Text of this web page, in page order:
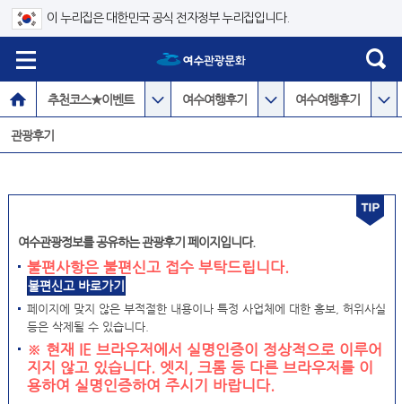
이 누리집은 대한민국 공식 전자정부 누리집입니다.
추천코스★이벤트 여수여행후기 여수여행후기
관광후기
여수관광정보를 공유하는 관광후기 페이지입니다.
불편사항은 불편신고 접수 부탁드립니다.
불편신고 바로가기
페이지에 맞지 않은 부적절한 내용이나 특정 사업체에 대한 홍보, 허위사실
등은 삭제될 수 있습니다.
※ 현재 IE 브라우저에서 실명인증이 정상적으로 이루어
지지 않고 있습니다. 엣지, 크롬 등 다른 브라우저를 이
용하여 실명인증하여 주시기 바랍니다.